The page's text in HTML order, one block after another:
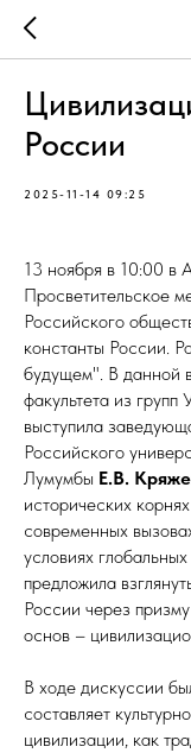
России
2025-11-14 09:25
13 ноября в 10:00 в
Просветительское
Российского
константы России.
будущем". В данной
факультета из
выступила
Российского
Лумумбы Е.В.
исторических
современных
условиях
предложила
России через
основ –
В ходе дискуссии
составляет
цивилизации, как